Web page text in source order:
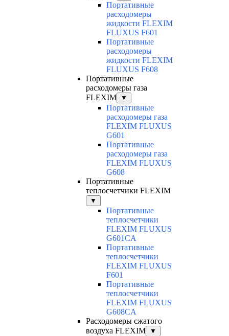
Портативные
расходомеры
жидкости FLEXIM
FLUXUS F601
Портативные
расходомеры
жидкости FLEXIM
FLUXUS F608
Портативные
расходомеры газа
FLEXIM
▼
Портативные
расходомеры газа
FLEXIM FLUXUS
G601
Портативные
расходомеры газа
FLEXIM FLUXUS
G608
Портативные
теплосчетчики FLEXIM
▼
Портативные
теплосчетчики
FLEXIM FLUXUS
G601CA
Портативные
теплосчетчики
FLEXIM FLUXUS
F601
Портативные
теплосчетчики
FLEXIM FLUXUS
G608CA
Расходомеры сжатого
воздуха FLEXIM
▼